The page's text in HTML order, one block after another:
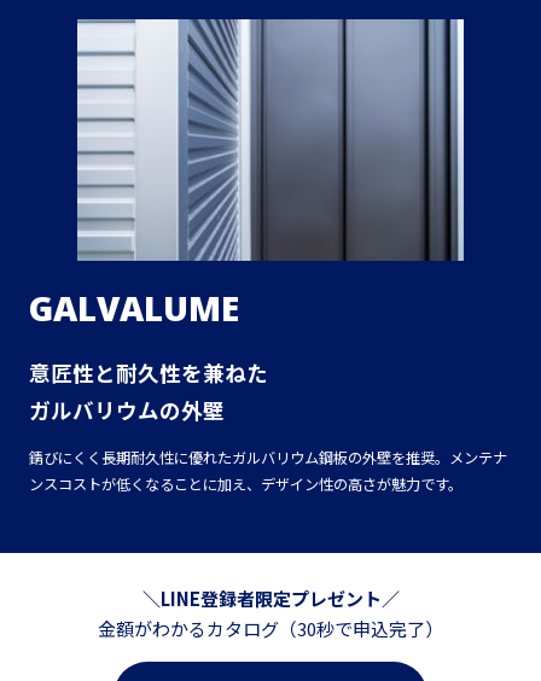
GALVALUME
意匠性と耐久性を兼ねた
ガルバリウムの外壁
錆びにくく長期耐久性に優れたガルバリウム鋼板の外壁を推奨。メンテナ
ンスコストが低くなることに加え、デザイン性の高さが魅力です。
＼LINE登録者限定プレゼント／
金額がわかるカタログ（30秒で申込完了）